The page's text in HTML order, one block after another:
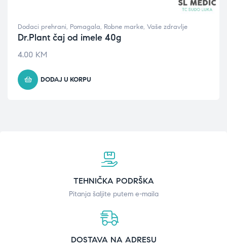
Dodaci prehrani, Pomagala, Robne marke, Vaše zdravlje
Dr.Plant čaj od imele 40g
4.00 KM
DODAJ U KORPU
TEHNIČKA PODRŠKA
Pitanja šaljite putem e-maila
DOSTAVA NA ADRESU